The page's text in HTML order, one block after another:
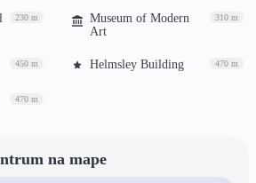
230 m
Museum of Modern
Art
310 m
450 m Helmsley Building 470 m
470 m
na mape